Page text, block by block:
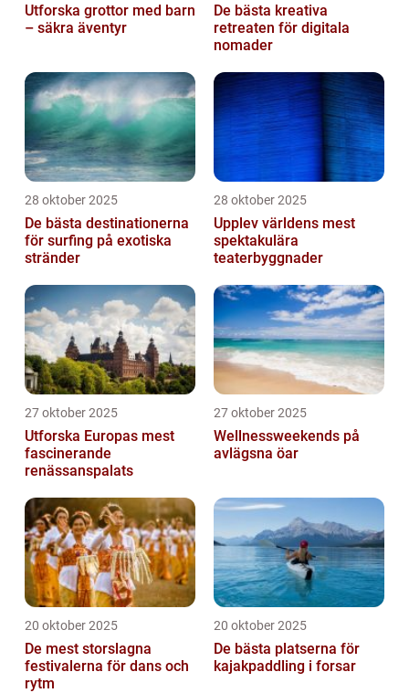
Utforska grottor med barn
– säkra äventyr
De bästa kreativa
retreaten för digitala
nomader
28 oktober 2025
De bästa destinationerna
för surfing på exotiska
stränder
28 oktober 2025
Upplev världens mest
spektakulära
teaterbyggnader
27 oktober 2025
Utforska Europas mest
fascinerande
renässanspalats
27 oktober 2025
Wellnessweekends på
avlägsna öar
20 oktober 2025
De mest storslagna
festivalerna för dans och
rytm
20 oktober 2025
De bästa platserna för
kajakpaddling i forsar